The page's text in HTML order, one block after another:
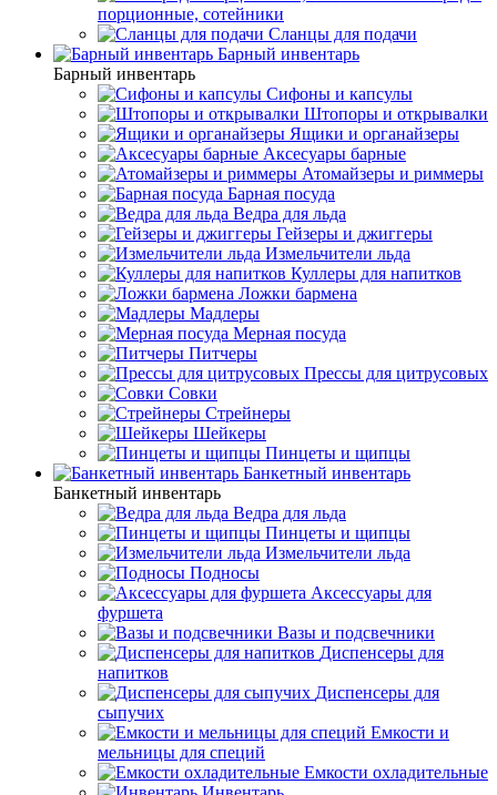
порционные, сотейники
Сланцы для подачи
Барный инвентарь
Барный инвентарь
Сифоны и капсулы
Штопоры и открывалки
Ящики и органайзеры
Аксесуары барные
Атомайзеры и риммеры
Барная посуда
Ведра для льда
Гейзеры и джиггеры
Измельчители льда
Куллеры для напитков
Ложки бармена
Мадлеры
Мерная посуда
Питчеры
Прессы для цитрусовых
Совки
Стрейнеры
Шейкеры
Пинцеты и щипцы
Банкетный инвентарь
Банкетный инвентарь
Ведра для льда
Пинцеты и щипцы
Измельчители льда
Подносы
Аксессуары для
фуршета
Вазы и подсвечники
Диспенсеры для
напитков
Диспенсеры для
сыпучих
Емкости и
мельницы для специй
Емкости охладительные